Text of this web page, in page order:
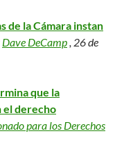
de la Cámara instan
Dave DeCamp, 26 de
que la
el derecho
para los Derechos